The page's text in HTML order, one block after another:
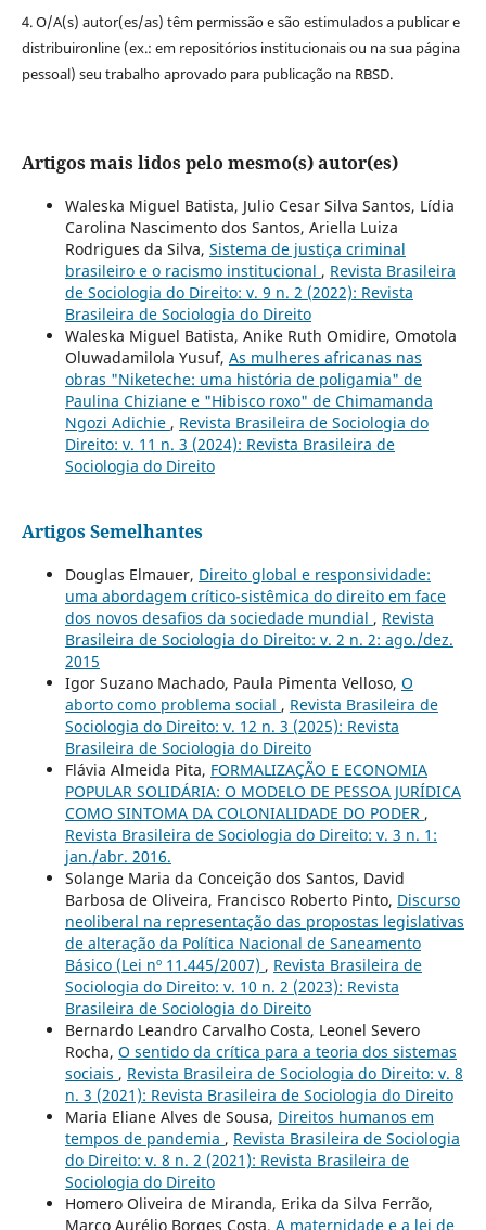
4. O/A(s) autor(es/as) têm permissão e são estimulados a publicar e
distribuironline (ex.: em repositórios institucionais ou na sua página
pessoal) seu trabalho aprovado para publicação na RBSD.
Artigos mais lidos pelo mesmo(s) autor(es)
Waleska Miguel Batista, Julio Cesar Silva Santos, Lídia
Carolina Nascimento dos Santos, Ariella Luiza
Rodrigues da Silva, Sistema de justiça criminal
brasileiro e o racismo institucional , Revista Brasileira
de Sociologia do Direito: v. 9 n. 2 (2022): Revista
Brasileira de Sociologia do Direito
Waleska Miguel Batista, Anike Ruth Omidire, Omotola
Oluwadamilola Yusuf, As mulheres africanas nas
obras "Niketeche: uma história de poligamia" de
Paulina Chiziane e "Hibisco roxo" de Chimamanda
Ngozi Adichie , Revista Brasileira de Sociologia do
Direito: v. 11 n. 3 (2024): Revista Brasileira de
Sociologia do Direito
Artigos Semelhantes
Douglas Elmauer, Direito global e responsividade:
uma abordagem crítico-sistêmica do direito em face
dos novos desafios da sociedade mundial , Revista
Brasileira de Sociologia do Direito: v. 2 n. 2: ago./dez.
2015
Igor Suzano Machado, Paula Pimenta Velloso, O
aborto como problema social , Revista Brasileira de
Sociologia do Direito: v. 12 n. 3 (2025): Revista
Brasileira de Sociologia do Direito
Flávia Almeida Pita, FORMALIZAÇÃO E ECONOMIA
POPULAR SOLIDÁRIA: O MODELO DE PESSOA JURÍDICA
COMO SINTOMA DA COLONIALIDADE DO PODER ,
Revista Brasileira de Sociologia do Direito: v. 3 n. 1:
jan./abr. 2016.
Solange Maria da Conceição dos Santos, David
Barbosa de Oliveira, Francisco Roberto Pinto, Discurso
neoliberal na representação das propostas legislativas
de alteração da Política Nacional de Saneamento
Básico (Lei nº 11.445/2007) , Revista Brasileira de
Sociologia do Direito: v. 10 n. 2 (2023): Revista
Brasileira de Sociologia do Direito
Bernardo Leandro Carvalho Costa, Leonel Severo
Rocha, O sentido da crítica para a teoria dos sistemas
sociais , Revista Brasileira de Sociologia do Direito: v. 8
n. 3 (2021): Revista Brasileira de Sociologia do Direito
Maria Eliane Alves de Sousa, Direitos humanos em
tempos de pandemia , Revista Brasileira de Sociologia
do Direito: v. 8 n. 2 (2021): Revista Brasileira de
Sociologia do Direito
Homero Oliveira de Miranda, Erika da Silva Ferrão,
Marco Aurélio Borges Costa, A maternidade e a lei de